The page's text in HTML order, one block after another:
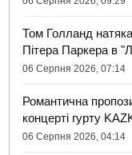
Том Голланд
Пітера Паркера в
06 Серпня 2026, 07:14
Романтична
концерті гурту
06 Серпня 2026, 04:14